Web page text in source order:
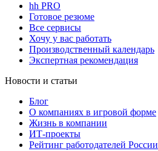
hh PRO
Готовое резюме
Все сервисы
Хочу у вас работать
Производственный календарь
Экспертная рекомендация
Новости и статьи
Блог
О компаниях в игровой форме
Жизнь в компании
ИТ-проекты
Рейтинг работодателей России